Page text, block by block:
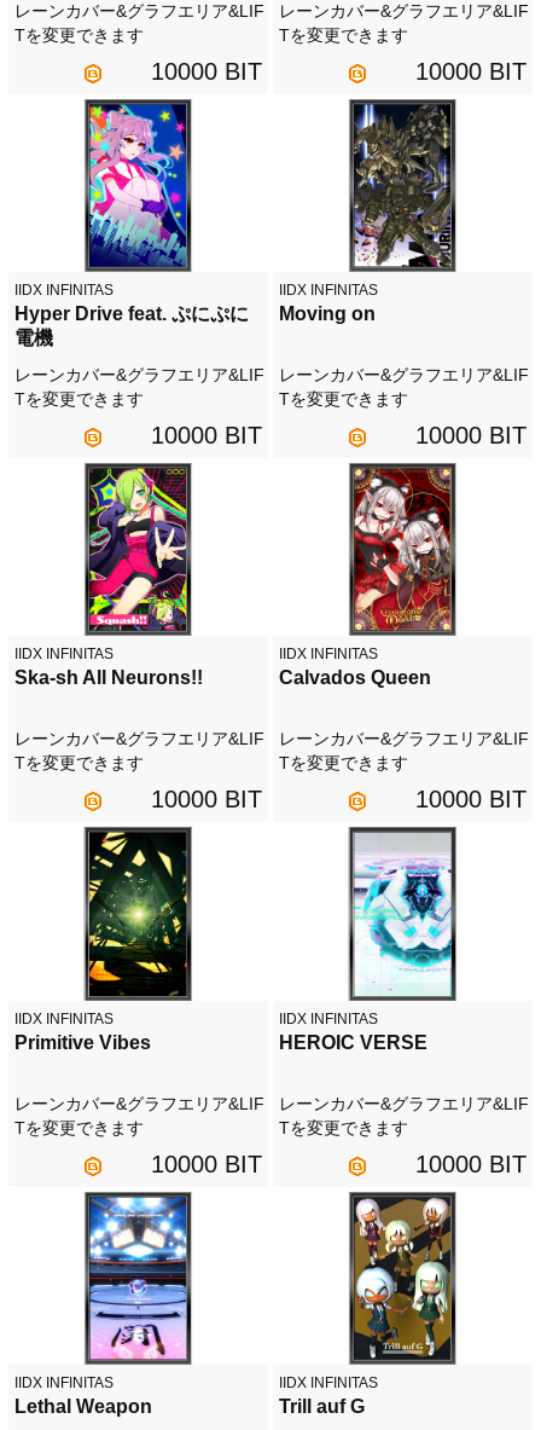
レーンカバー&グラフエリア&LIF
Tを変更できます
10000 BIT
レーンカバー&グラフエリア&LIF
Tを変更できます
10000 BIT
IIDX INFINITAS
Hyper Drive feat. ぷにぷに
電機
レーンカバー&グラフエリア&LIF
Tを変更できます
10000 BIT
IIDX INFINITAS
Moving on
レーンカバー&グラフエリア&LIF
Tを変更できます
10000 BIT
IIDX INFINITAS
Ska-sh All Neurons!!
レーンカバー&グラフエリア&LIF
Tを変更できます
10000 BIT
IIDX INFINITAS
Calvados Queen
レーンカバー&グラフエリア&LIF
Tを変更できます
10000 BIT
IIDX INFINITAS
Primitive Vibes
レーンカバー&グラフエリア&LIF
Tを変更できます
10000 BIT
IIDX INFINITAS
HEROIC VERSE
レーンカバー&グラフエリア&LIF
Tを変更できます
10000 BIT
IIDX INFINITAS
Lethal Weapon
IIDX INFINITAS
Trill auf G